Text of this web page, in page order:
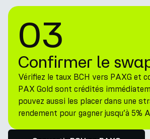
03
Confirmer le
Vérifiez le taux BCH vers PAXG et
PAX Gold sont crédités
pouvez aussi les placer dans une
rendement pour gagner jusqu’à 5%